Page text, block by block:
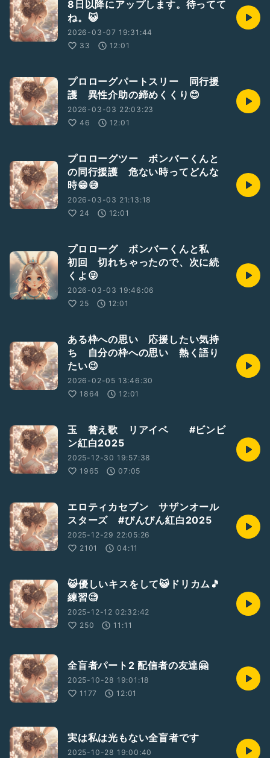
8日以降にアップします。待ってて
ね。😺
2026-03-07 19:31:44
33
12:01
プロローグパートスリー 同行援
護 異性介助の締めくくり😊
2026-03-03 22:03:23
46
12:01
プロローグツー ボンバーくんと
の同行援護 危ない時ってどんな
時😁😅
2026-03-03 21:13:18
24
12:01
プロローグ ボンバーくんと私
初回 切れちゃったので、次に続
くよ😜
2026-03-03 19:46:06
25
12:01
ある枠への思い 応援したい気持
ち 自分の枠への思い 熱く語り
たい😉
2026-02-05 13:46:30
1864
12:01
玉 替え歌 リアイベ #ビンビ
ン紅白2025
2025-12-30 19:57:38
1965
07:05
エロティカセブン サザンオール
スターズ #びんびん紅白2025
2025-12-29 22:05:26
2101
04:11
😺優しいキスをして😺ドリカム🎵
練習🧐
2025-12-12 02:32:42
250
11:11
全盲者パート2 配信者の友達🤗
2025-10-28 19:01:18
1177
12:01
実は私は光もない全盲者です
2025-10-28 19:00:40